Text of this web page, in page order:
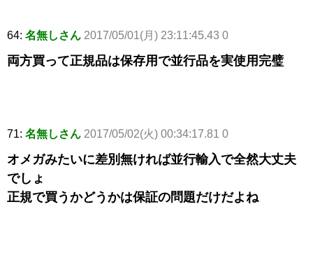
64: 名無しさん 2017/05/01(月) 23:11:45.43 0
両方買って正規品は保存用で並行品を実使用完璧
71: 名無しさん 2017/05/02(火) 00:34:17.81 0
オメガみたいに差別無ければ並行輸入で全然大丈夫
でしょ
正規で買うかどうかは保証の問題だけだよね